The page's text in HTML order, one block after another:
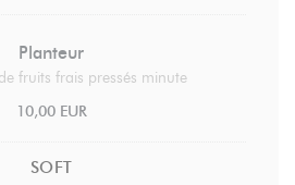
Planteur
fruits frais pressés minute
10,00 EUR
SOFT